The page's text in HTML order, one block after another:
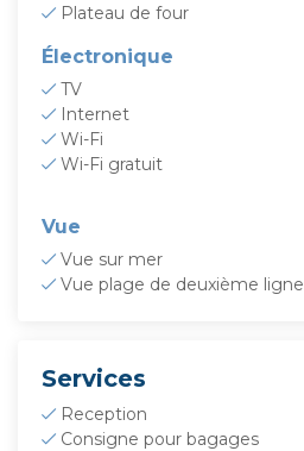
Plateau de four
Électronique
TV
Internet
Wi-Fi
Wi-Fi gratuit
Vue
Vue sur mer
Vue plage de deuxième ligne
Services
Reception
Consigne pour bagages